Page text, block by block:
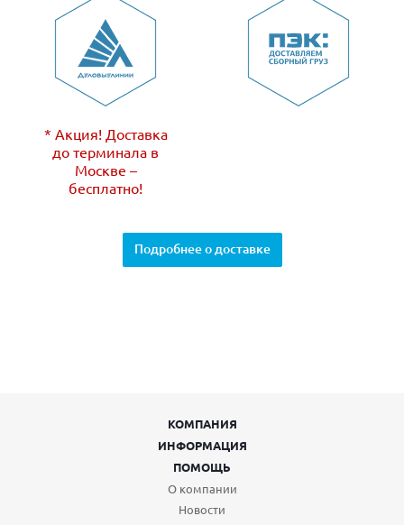
* Акция! Доставка
до терминала в
Москве –
бесплатно!
Подробнее о доставке
КОМПАНИЯ
ИНФОРМАЦИЯ
ПОМОЩЬ
О компании
Новости